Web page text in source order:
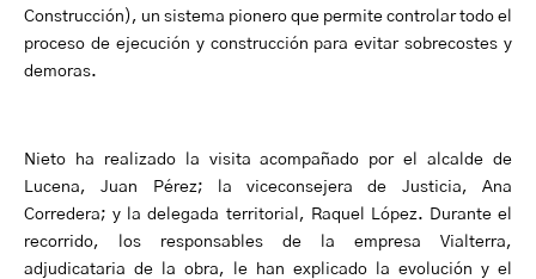
Construcción), un sistema pionero que permite controlar todo el
proceso de ejecución y construcción para evitar sobrecostes y
demoras.
Nieto ha realizado la visita acompañado por el alcalde de
Lucena, Juan Pérez; la viceconsejera de Justicia, Ana
Corredera; y la delegada territorial, Raquel López. Durante el
recorrido, los responsables de la empresa Vialterra,
adjudicataria de la obra, le han explicado la evolución y el